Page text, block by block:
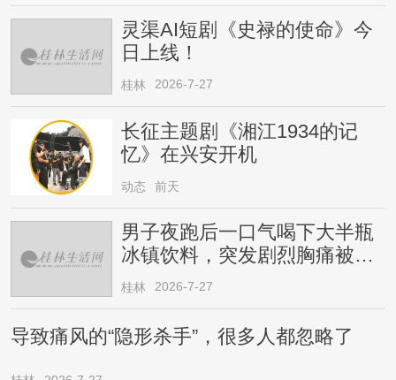
灵渠AI短剧《史禄的使命》今
日上线！
桂林 2026-7-27
长征主题剧《湘江1934的记
忆》在兴安开机
动态 前天
男子夜跑后一口气喝下大半瓶
冰镇饮料，突发剧烈胸痛被送
医！医生提醒→
桂林 2026-7-27
导致痛风的“隐形杀手”，很多人都忽略了